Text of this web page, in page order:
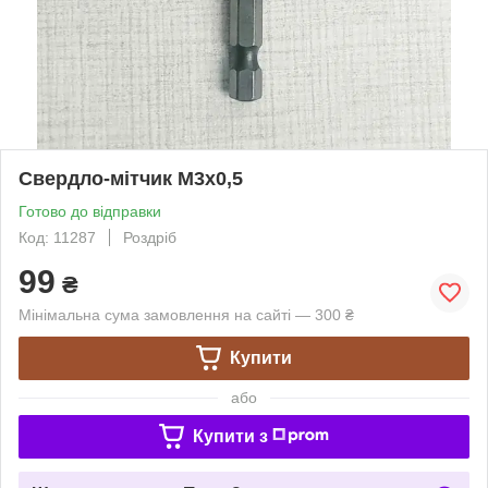
Свердло-мітчик М3х0,5
Готово до відправки
Код: 11287
Роздріб
99 ₴
Мінімальна сума замовлення на сайті — 300 ₴
Купити
або
Купити з